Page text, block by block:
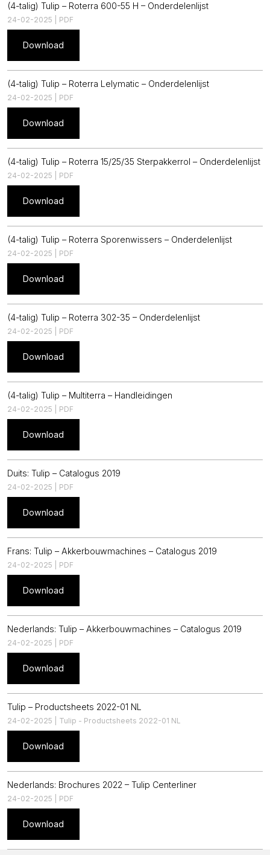
(4-talig) Tulip – Roterra 600-55 H – Onderdelenlijst
24-02-2025 | PDF
Download
(4-talig) Tulip – Roterra Lelymatic – Onderdelenlijst
24-02-2025 | PDF
Download
(4-talig) Tulip – Roterra 15/25/35 Sterpakkerrol – Onderdelenlijst
24-02-2025 | PDF
Download
(4-talig) Tulip – Roterra Sporenwissers – Onderdelenlijst
24-02-2025 | PDF
Download
(4-talig) Tulip – Roterra 302-35 – Onderdelenlijst
24-02-2025 | PDF
Download
(4-talig) Tulip – Multiterra – Handleidingen
24-02-2025 | PDF
Download
Duits: Tulip – Catalogus 2019
24-02-2025 | PDF
Download
Frans: Tulip – Akkerbouwmachines – Catalogus 2019
24-02-2025 | PDF
Download
Nederlands: Tulip – Akkerbouwmachines – Catalogus 2019
24-02-2025 | PDF
Download
Tulip – Productsheets 2022-01 NL
24-02-2025 | Tulip - Productsheets 2022-01 NL
Download
Nederlands: Brochures 2022 – Tulip Centerliner
24-02-2025 | PDF
Download